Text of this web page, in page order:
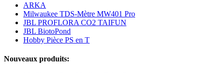
ARKA
Milwaukee TDS-Mètre MW401 Pro
JBL PROFLORA CO2 TAIFUN
JBL BiotoPond
Hobby Pièce PS en T
Nouveaux produits: